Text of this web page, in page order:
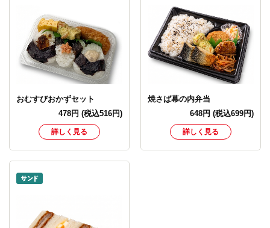
おむすびおかずセット
478円(税込516円)
詳しく見る
焼さば幕の内弁当
648円(税込699円)
詳しく見る